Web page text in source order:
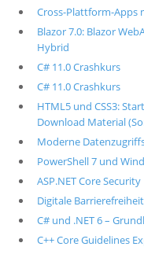
Cross-Plattform-Apps
Blazor 7.0: Blazor
Hybrid
C# 11.0 Crashkurs
C# 11.0 Crashkurs
HTML5 und CSS3:
Download Material
Moderne
PowerShell 7 und
ASP.NET Core Security
Digitale
C# und .NET 6 –
C++ Core Guidelines